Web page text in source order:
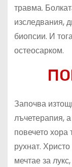
травма.
изследвания,
биопсии. И
остеосарком.
Започва
лъчетерапия,
повечето хора
рухнат.
мечтае за